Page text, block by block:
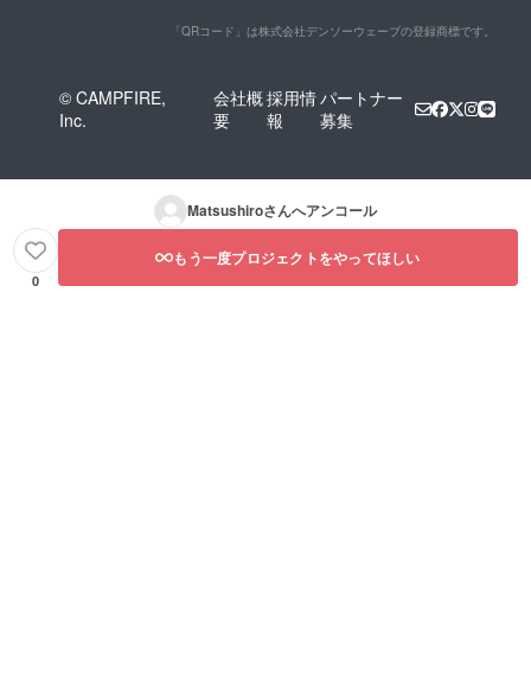
「QRコード」は株式会社デンソーウェーブの登録商標です。
© CAMPFIRE,
Inc.
会社概
要
採用情
報
パートナー
募集
Matsushiroさんへアンコール
0
もう一度プロジェクトをやってほしい